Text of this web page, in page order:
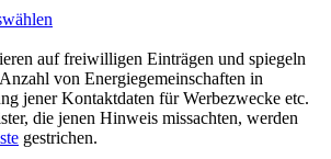
auf freiwilligen Einträgen und spiegeln
von Energiegemeinschaften in
jener Kontaktdaten für Werbezwecke etc.
die jenen Hinweis missachten, werden
gestrichen.